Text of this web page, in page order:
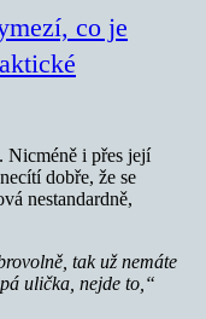
co je
Nicméně i přes její
dobře, že se
nestandardně,
tak už nemáte
ulička, nejde to,“